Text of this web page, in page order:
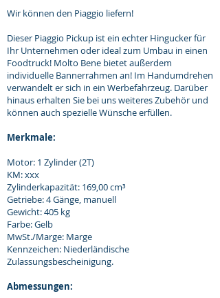
Wir können den Piaggio liefern!
Dieser Piaggio Pickup ist ein echter Hingucker für
Ihr Unternehmen oder ideal zum Umbau in einen
Foodtruck! Molto Bene bietet außerdem
individuelle Bannerrahmen an! Im Handumdrehen
verwandelt er sich in ein Werbefahrzeug. Darüber
hinaus erhalten Sie bei uns weiteres Zubehör und
können auch spezielle Wünsche erfüllen.
Merkmale:
Motor: 1 Zylinder (2T)
KM: xxx
Zylinderkapazität: 169,00 cm³
Getriebe: 4 Gänge, manuell
Gewicht: 405 kg
Farbe: Gelb
MwSt./Marge: Marge
Kennzeichen: Niederländische
Zulassungsbescheinigung.
Abmessungen: